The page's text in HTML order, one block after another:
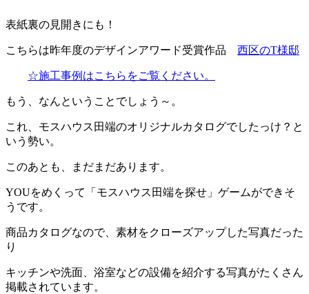
表紙裏の見開きにも！
こちらは昨年度のデザインアワード受賞作品 西区のT様邸
☆施工事例はこちらをご覧ください。
もう、なんということでしょう～。
これ、モスハウス田端のオリジナルカタログでしたっけ？と
いう勢い。
このあとも、まだまだあります。
YOUをめくって「モスハウス田端を探せ」ゲームができそ
うです。
商品カタログなので、素材をクローズアップした写真だった
り
キッチンや洗面、浴室などの設備を紹介する写真がたくさん
掲載されています。